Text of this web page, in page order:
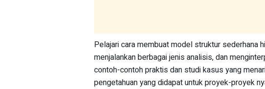
Pelajari cara membuat model struktur sederhana
menjalankan berbagai jenis analisis, dan
contoh-contoh praktis dan studi kasus yang
pengetahuan yang didapat untuk proyek-proyek